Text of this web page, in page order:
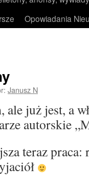
Opowiadania
Janusz N
ale już jest, a
autorskie
teraz